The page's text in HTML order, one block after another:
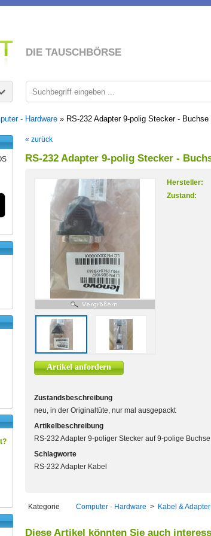
DIE TAUSCHBÖRSE
- Hardware » RS-232 Adapter 9-polig Stecker - Buchse
« zurück
RS-232 Adapter 9-polig Stecker -
Artikel anfordern
Hersteller:
Zustand:
Zustandsbeschreibung
neu, in der Originaltüte, nur mal ausgepackt
Artikelbeschreibung
RS-232 Adapter 9-poliger Stecker auf 9-polige Buchse
Schlagworte
RS-232 Adapter Kabel
Kategorie Computer - Hardware > Kabel & Adapter
Diese Artikel könnten Sie auch